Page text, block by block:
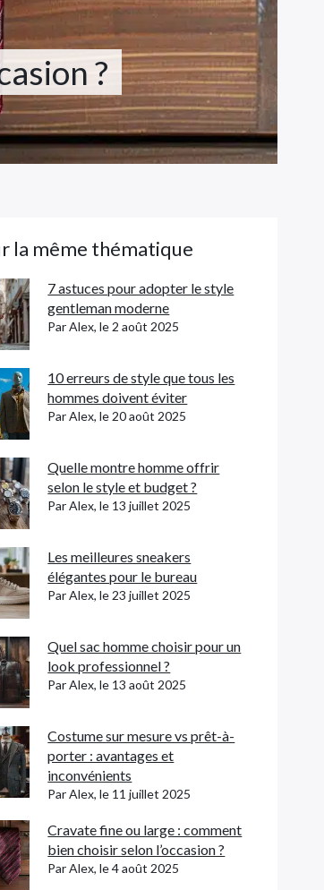
?
la même thématique
7 astuces pour adopter le style
gentleman moderne
Par Alex, le 2 août 2025
10 erreurs de style que tous les
hommes doivent éviter
Par Alex, le 20 août 2025
Quelle montre homme offrir
selon le style et budget ?
Par Alex, le 13 juillet 2025
Les meilleures sneakers
élégantes pour le bureau
Par Alex, le 23 juillet 2025
Quel sac homme choisir pour un
look professionnel ?
Par Alex, le 13 août 2025
Costume sur mesure vs prêt-à-
porter : avantages et
inconvénients
Par Alex, le 11 juillet 2025
Cravate fine ou large : comment
bien choisir selon l’occasion ?
Par Alex, le 4 août 2025